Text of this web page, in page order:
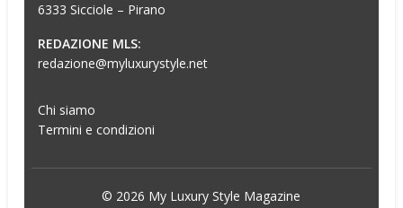
6333 Sicciole – Pirano
REDAZIONE MLS:
redazione@myluxurystyle.net
Chi siamo
Termini e condizioni
© 2026 My Luxury Style Magazine